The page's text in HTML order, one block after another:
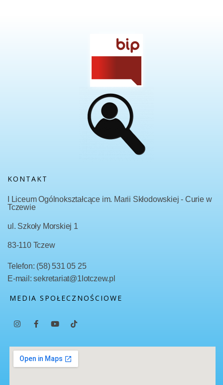
KONTAKT
I Liceum Ogólnokształcące im. Marii Skłodowskiej - Curie w
Tczewie
ul. Szkoły Morskiej 1
83-110 Tczew
Telefon: (58) 531 05 25
E-mail: sekretariat@1lotczew.pl
MEDIA SPOŁECZNOŚCIOWE